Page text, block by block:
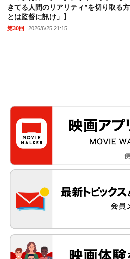
きてる人間のリアリティ”を切り取る
とは監督に訊け」】
第30回 2026/6/25 21:15